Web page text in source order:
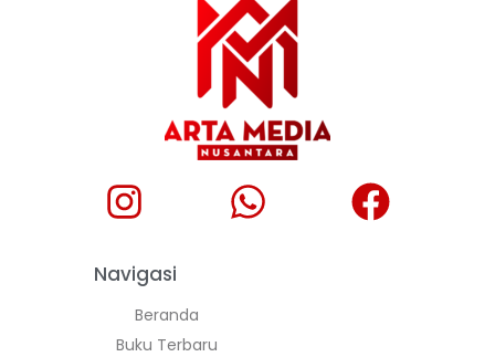
Navigasi
Beranda
Buku Terbaru